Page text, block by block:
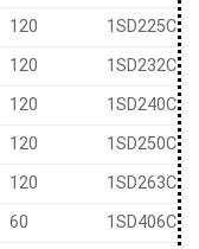
120
1SD225C
120
1SD232C
120
1SD240C
120
1SD250C
120
1SD263C
60 1SD406C